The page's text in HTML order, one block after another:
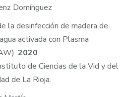
Domínguez
la desinfección de madera de
activada con Plasma
2020.
de Ciencias de la Vid y del
de La Rioja.